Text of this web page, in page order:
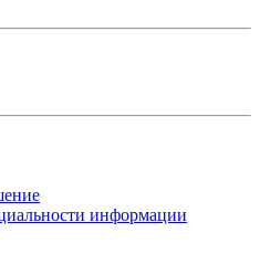
информации